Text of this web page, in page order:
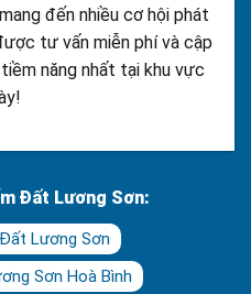
đến nhiều cơ hội phát
tư vấn miễn phí và cập
năng nhất tại khu vực
Đất Lương Sơn:
Lương Sơn
Sơn Hoà Bình